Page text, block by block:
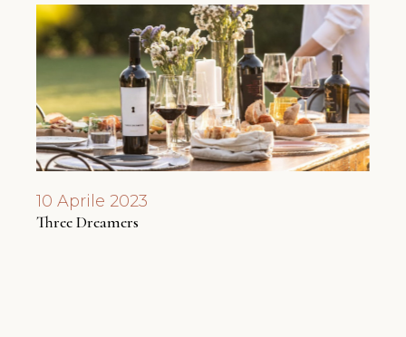
10 Aprile 2023
Three Dreamers